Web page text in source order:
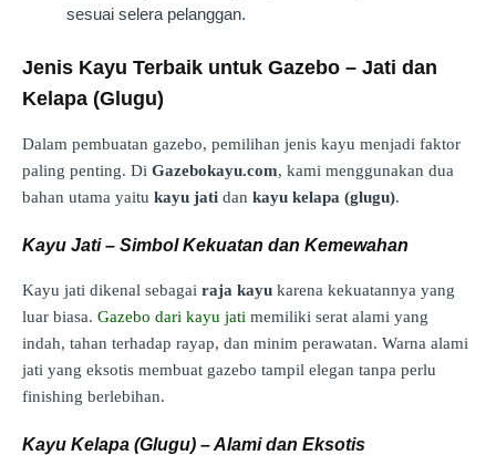
sesuai selera pelanggan.
Jenis Kayu Terbaik untuk Gazebo – Jati dan
Kelapa (Glugu)
Dalam pembuatan gazebo, pemilihan jenis kayu menjadi faktor
paling penting. Di Gazebokayu.com, kami menggunakan dua
bahan utama yaitu kayu jati dan kayu kelapa (glugu).
Kayu Jati – Simbol Kekuatan dan Kemewahan
Kayu jati dikenal sebagai raja kayu karena kekuatannya yang
luar biasa. Gazebo dari kayu jati memiliki serat alami yang
indah, tahan terhadap rayap, dan minim perawatan. Warna alami
jati yang eksotis membuat gazebo tampil elegan tanpa perlu
finishing berlebihan.
Kayu Kelapa (Glugu) – Alami dan Eksotis